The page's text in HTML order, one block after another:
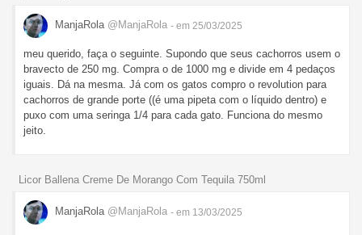
ManjaRola @ManjaRola - em 25/03/2025
meu querido, faça o seguinte. Supondo que seus cachorros usem o
bravecto de 250 mg. Compra o de 1000 mg e divide em 4 pedaços
iguais. Dá na mesma. Já com os gatos compro o revolution para
cachorros de grande porte ((é uma pipeta com o líquido dentro) e
puxo com uma seringa 1/4 para cada gato. Funciona do mesmo
jeito.
Licor Ballena Creme De Morango Com Tequila 750ml
ManjaRola @ManjaRola - em 13/03/2025